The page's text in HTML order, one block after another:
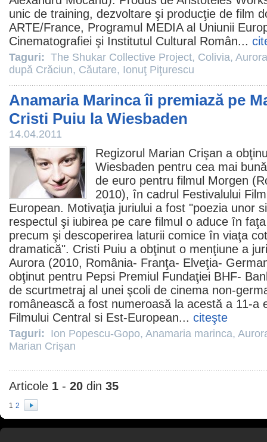
unic de training, dezvoltare şi producţie de film
ARTE/France, Programul MEDIA al Uniunii
Cinematografiei şi Institutul Cultural Român...
Taguri: The Shukar Collective Project, Colivia, Aurora
după Crăciun, Căutare, Ionuţ Piţurescu
Anamaria Marinca îi premiază pe
Cristi Puiu la Wiesbaden
14.04.2011
Regizorul Marian Crişan a
Wiesbaden pentru cea mai
de euro pentru filmul Morgen
2010), în cadrul Festivalului
European. Motivaţia juriului a fost "poezia unor
respectul şi iubirea pe care filmul o aduce în
precum şi descoperirea laturii comice în viaţa
dramatică". Cristi Puiu a obţinut o menţiune a
Aurora (2010, România- Franţa- Elveţia-
obţinut pentru Pepsi Premiul Fundaţiei BHF-
de scurtmetraj al unei şcoli de cinema non-
românească a fost numeroasă la acestă a 11-a
Filmului Central si Est-European... citeşte
Taguri: Ion Popescu-Gopo, Anamaria marinca,
Marian Crişan
Articole 1 - 20 din 35
1 2